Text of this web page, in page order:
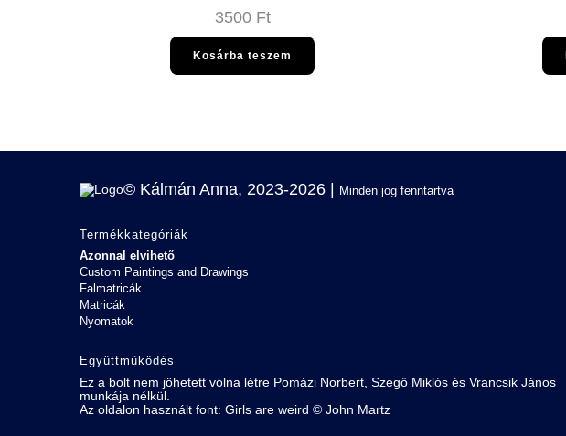
3500 Ft
Kosárba teszem
© Kálmán Anna, 2023-2026 | Minden jog fenntartva
Termékkategóriák
Azonnal elvihető
Custom Paintings and Drawings
Falmatricák
Matricák
Nyomatok
Együttműködés
Ez a bolt nem jöhetett volna létre Pomázi Norbert, Szegő Miklós és Vrancsik János
munkája nélkül.
Az oldalon használt font: Girls are weird © John Martz